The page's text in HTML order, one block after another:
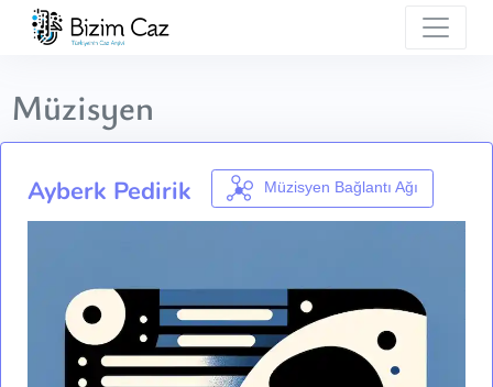
Müzisyen
Ayberk Pedirik Müzisyen Bağlantı Ağı